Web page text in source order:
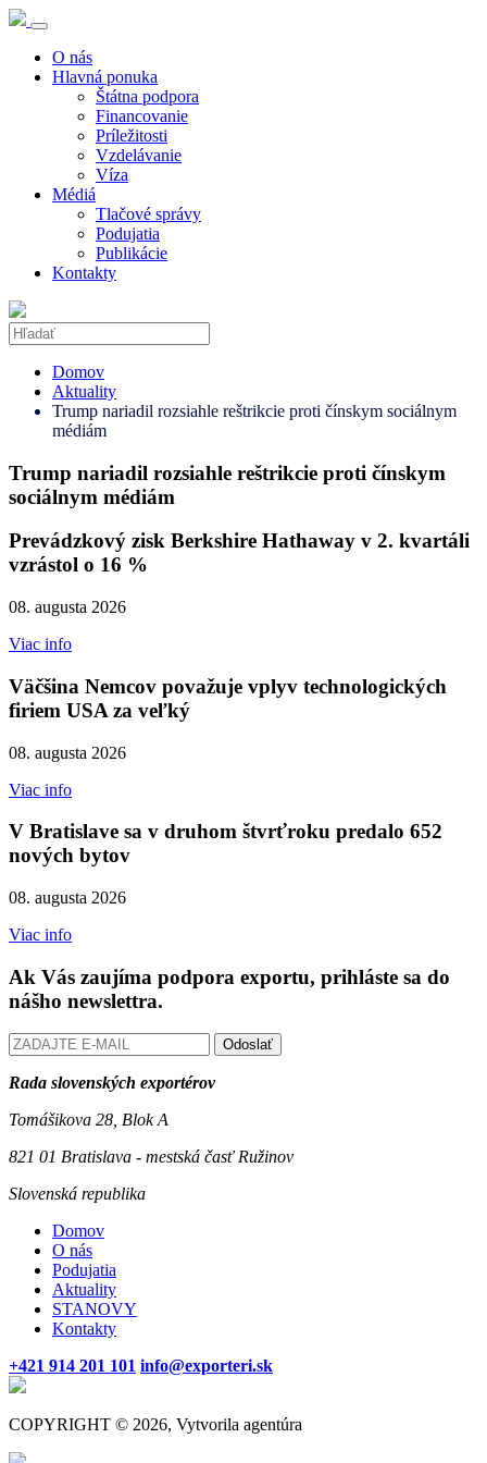
O nás
Hlavná ponuka
Štátna podpora
Financovanie
Príležitosti
Vzdelávanie
Víza
Médiá
Tlačové správy
Podujatia
Publikácie
Kontakty
Domov
Aktuality
Trump nariadil rozsiahle reštrikcie proti čínskym sociálnym
médiám
Trump nariadil rozsiahle reštrikcie proti čínskym
sociálnym médiám
Prevádzkový zisk Berkshire Hathaway v 2. kvartáli
vzrástol o 16 %
08. augusta 2026
Viac info
Väčšina Nemcov považuje vplyv technologických
firiem USA za veľký
08. augusta 2026
Viac info
V Bratislave sa v druhom štvrťroku predalo 652
nových bytov
08. augusta 2026
Viac info
Ak Vás zaujíma podpora exportu, prihláste sa do
nášho newslettra.
Odoslať
Rada slovenských exportérov
Tomášikova 28, Blok A
821 01 Bratislava - mestská časť Ružinov
Slovenská republika
Domov
O nás
Podujatia
Aktuality
STANOVY
Kontakty
+421 914 201 101 info@exporteri.sk
COPYRIGHT © 2026, Vytvorila agentúra